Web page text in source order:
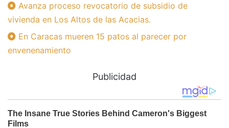
Avanza proceso revocatorio de subsidio de
vivienda en Los Altos de las Acacias.
En Caracas mueren 15 patos al parecer por
envenenamiento
Publicidad